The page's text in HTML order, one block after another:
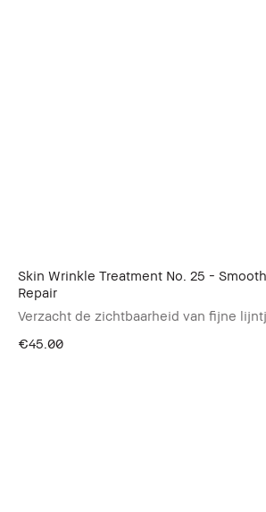
Skin Wrinkle Treatment No. 25 -
Repair
Verzacht de zichtbaarheid van fijne
€45.00